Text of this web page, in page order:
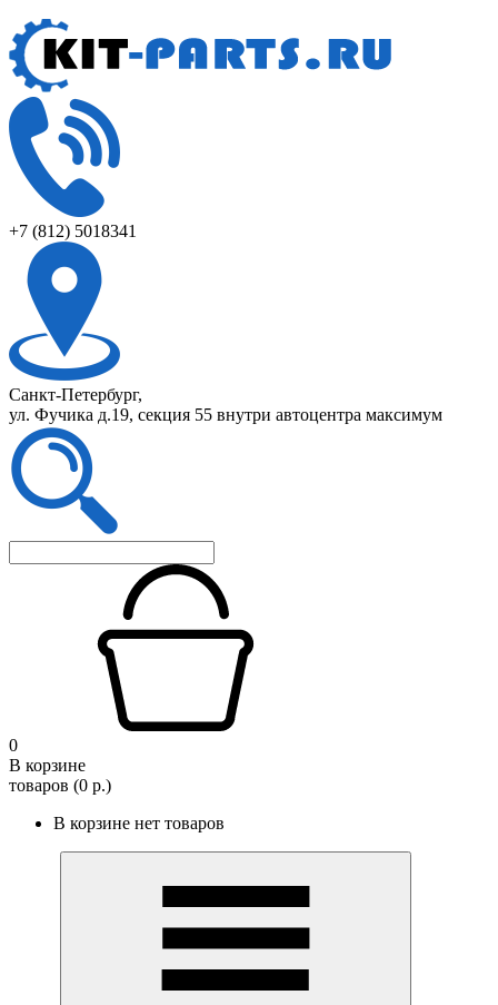
+7 (812) 5018341
Санкт-Петербург,
ул. Фучика д.19, секция 55 внутри автоцентра максимум
0
В корзине
товаров (0 р.)
В корзине нет товаров